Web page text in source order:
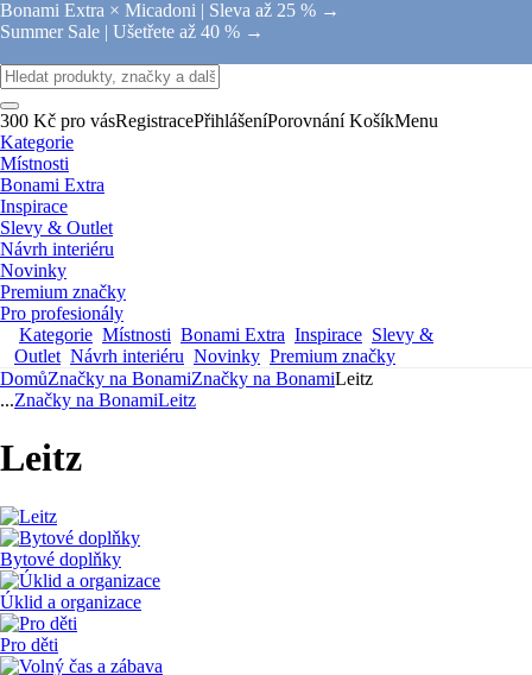
Bonami Extra × Micadoni | Sleva až 25 % →
Summer Sale | Ušetřete až 40 % →
300 Kč pro vásRegistracePřihlášeníPorovnání KošíkMenu
Kategorie
Místnosti
Bonami Extra
Inspirace
Slevy & Outlet
Návrh interiéru
Novinky
Premium značky
Pro profesionály
Kategorie Místnosti Bonami Extra Inspirace Slevy &
Outlet Návrh interiéru Novinky Premium značky
DomůZnačky na BonamiZnačky na BonamiLeitz
...Značky na BonamiLeitz
Leitz
Bytové doplňky
Úklid a organizace
Pro děti